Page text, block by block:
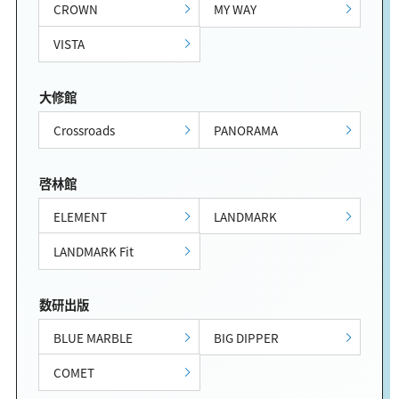
CROWN
MY WAY
VISTA
大修館
Crossroads PANORAMA
啓林館
ELEMENT
LANDMARK
LANDMARK Fit
数研出版
BLUE MARBLE
BIG DIPPER
COMET